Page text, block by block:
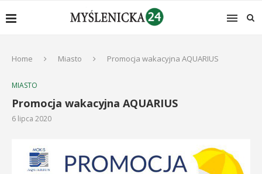
Home Miasto Promocja wakacyjna AQUARIUS
MIASTO
Promocja wakacyjna AQUARIUS
6 lipca 2020